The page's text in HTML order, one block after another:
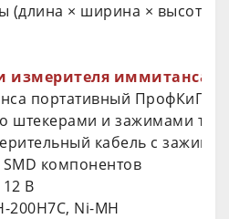
(длина × ширина × высота),
измерителя иммитанса
портативный ПрофКиП
штекерами и зажимами
кабель с
компонентов
В
200H7C, Ni-MH